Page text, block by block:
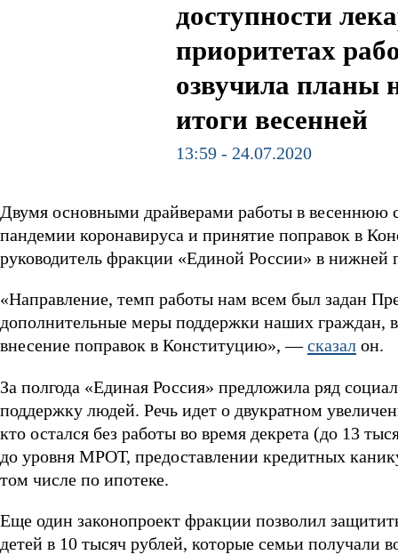
доступности
приоритетах
озвучила планы
итоги весенней
13:59 - 24.07.2020
Двумя основными драйверами работы в весеннюю
пандемии коронавируса и принятие поправок в
руководитель фракции «Единой России» в нижней
«Направление, темп работы нам всем был задан
дополнительные меры поддержки наших граждан,
внесение поправок в Конституцию», —сказал он.
За полгода «Единая Россия» предложила ряд
поддержку людей. Речь идет о двукратном
кто остался без работы во время декрета (до 13
до уровня МРОТ, предоставлении кредитных
том числе по ипотеке.
Еще один законопроект фракции позволил
детей в 10 тысяч рублей, которые семьи получали